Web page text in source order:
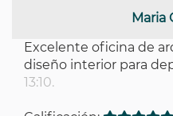
Maria
Excelente oficina de
diseño interior para
13:10.